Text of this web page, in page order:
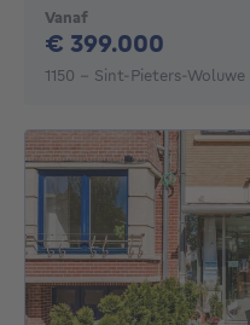
Vanaf
€ 399.000
1150 - Sint-Pieters-Woluwe